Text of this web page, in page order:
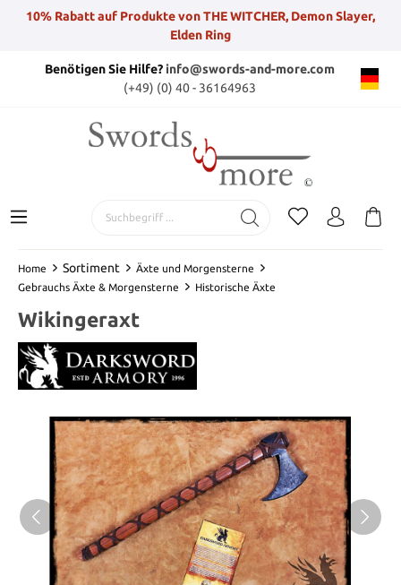
10% Rabatt auf Produkte von THE WITCHER, Demon Slayer,
Elden Ring
Benötigen Sie Hilfe?info@swords-and-more.com
(+49) (0) 40 - 36164963
Home Sortiment
Äxte und Morgensterne
Gebrauchs Äxte & Morgensterne
Historische Äxte
Wikingeraxt